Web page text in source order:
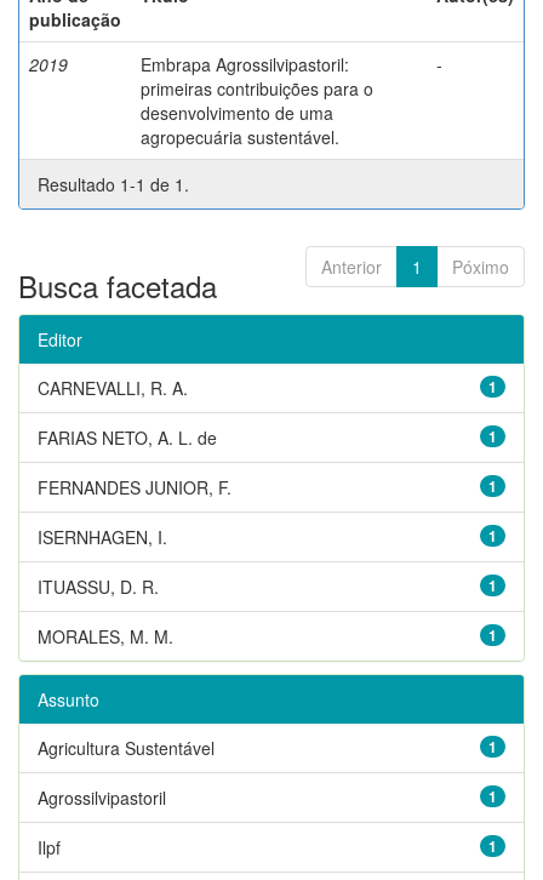
publicação
2019
Embrapa Agrossilvipastoril:
primeiras contribuições para o
desenvolvimento de uma
agropecuária sustentável.
-
Resultado 1-1 de 1.
Anterior 1 Póximo
Busca facetada
Editor
1
CARNEVALLI, R. A.
1
FARIAS NETO, A. L. de
1
FERNANDES JUNIOR, F.
1
ISERNHAGEN, I.
1
ITUASSU, D. R.
1
MORALES, M. M.
Assunto
1
Agricultura Sustentável
1
Agrossilvipastoril
1
Ilpf